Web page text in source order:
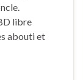
libre
abouti et